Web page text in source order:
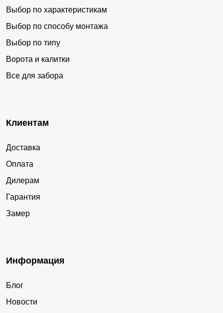
Выбор по характеристикам
Выбор по способу монтажа
Выбор по типу
Ворота и калитки
Все для забора
Клиентам
Доставка
Оплата
Дилерам
Гарантия
Замер
Информация
Блог
Новости